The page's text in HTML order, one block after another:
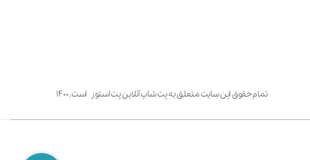
تمام حقوق این سایت متعلق به پت شاپ آنلاین پت استور است. ۱۴۰۰